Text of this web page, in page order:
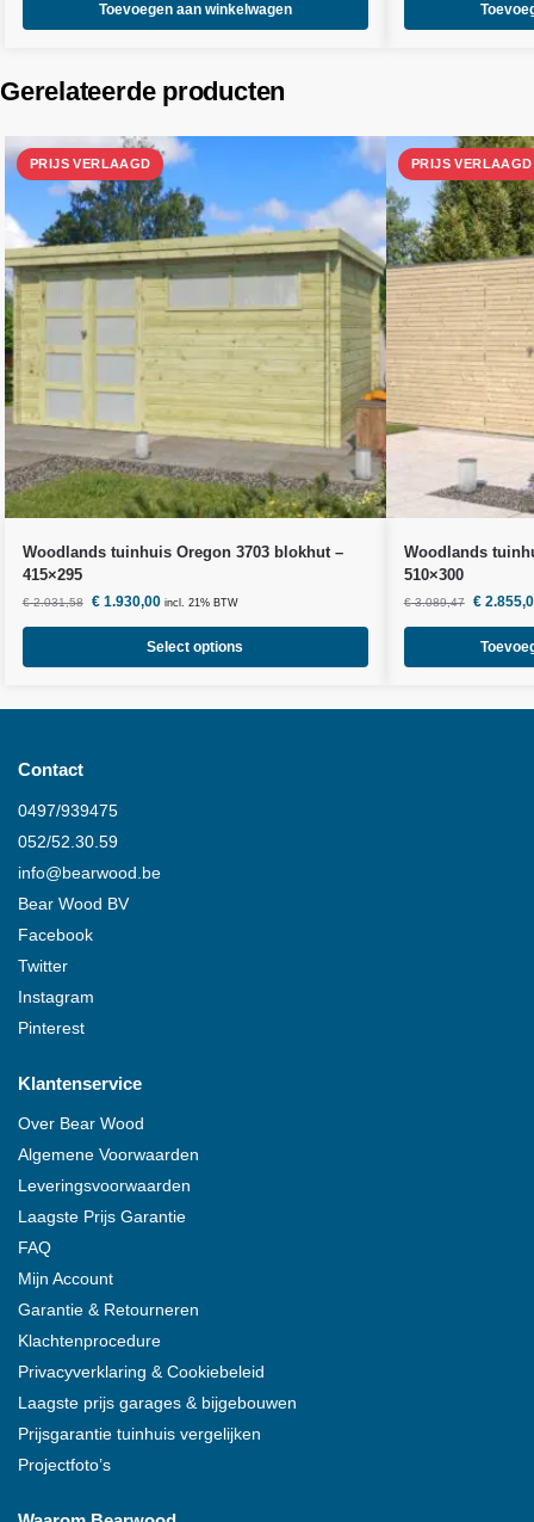
Toevoegen aan winkelwagen
Gerelateerde producten
Woodlandstuinhuis Oregon 3703 blokhut –
415×295
€2.031,58 €1.930,00 incl. 21% BTW
Select options
Woodlands
510×300
€3.089,47 €
Contact
0497/939475
052/52.30.59
info@bearwood .be
Bear Wood BV
Facebook
Twitter
Instagram
Pinterest
Klantenservice
Over Bear Wood
Algemene Voorwaarden
Leveringsvoorwaarden
Laagste Prijs Garantie
FAQ
Mijn Account
Garantie & Retourneren
Klachtenprocedure
Privacyverklaring & Cookiebeleid
Laagste prijs garages & bijgebouwen
Prijsgarantie tuinhuis vergelijken
Projectfoto’s